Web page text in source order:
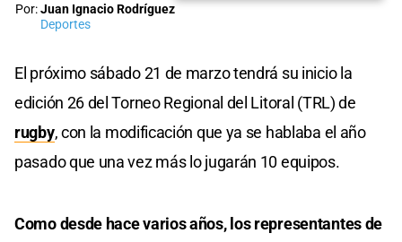
Por:Juan Ignacio Rodríguez
Deportes
El próximo sábado 21 de marzo tendrá su inicio la
edición 26 del Torneo Regional del Litoral (TRL) de
rugby, con la modificación que ya se hablaba el año
pasado que una vez más lo jugarán 10 equipos.
Como desde hace varios años, los representantes de